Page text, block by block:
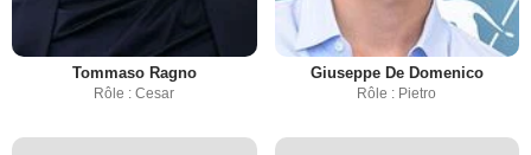
Tommaso Ragno
Rôle : Cesar
Giuseppe De Domenico
Rôle : Pietro